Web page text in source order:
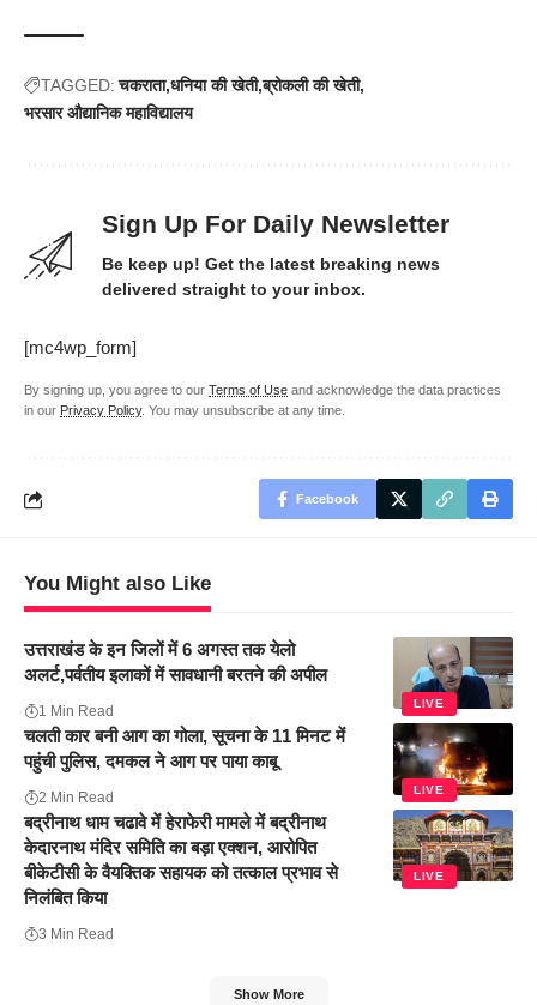
TAGGED: चकराता धनिया की खेती ब्रोकली की खेती
भरसार औद्यानिक महाविद्यालय
Sign Up For Daily Newsletter
Be keep up! Get the latest breaking news
delivered straight to your inbox.
[mc4wp_form]
By signing up, you agree to our Terms of Use and acknowledge the data practices
in our Privacy Policy. You may unsubscribe at any time.
Facebook
You Might also Like
LIVE
उत्तराखंड के इन जिलों में 6 अगस्त तक येलो
अलर्ट,पर्वतीय इलाकों में सावधानी बरतने की अपील
1 Min Read
LIVE
चलती कार बनी आग का गोला, सूचना के 11 मिनट में
पहुंची पुलिस, दमकल ने आग पर पाया काबू
2 Min Read
LIVE
बद्रीनाथ धाम चढावे में हेराफेरी मामले में बद्रीनाथ
केदारनाथ मंदिर समिति का बड़ा एक्शन, आरोपित
बीकेटीसी के वैयक्तिक सहायक को तत्काल प्रभाव से
निलंबित किया
3 Min Read
Show More